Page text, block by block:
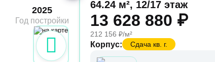
2025
Год постройки
64.24 м², 12/17 этаж
13 628 880 ₽
212 156 ₽/м²
Корпус: Сдача кв. г.